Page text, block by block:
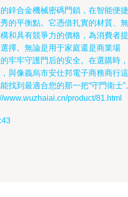
鋅合金機械密碼門鎖，在智能便捷
的平衡點。它憑借扎實的材質、無
和具有競爭力的價格，為消費者提
擇。無論是用于家庭還是商業場
牢牢守護門后的安全。在選購時，
與像義烏市安仕邦電子商務商行這
找到最適合您的那一把“守門衛士”
product/81.html